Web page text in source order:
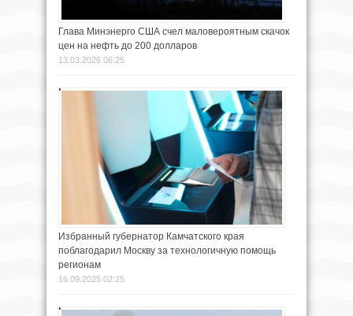
Глава Минэнерго США счел маловероятным скачок
цен на нефть до 200 долларов
13.03.2026 06:25
Избранный губернатор Камчатского края
поблагодарил Москву за технологичную помощь
регионам
16.09.2025 02:25